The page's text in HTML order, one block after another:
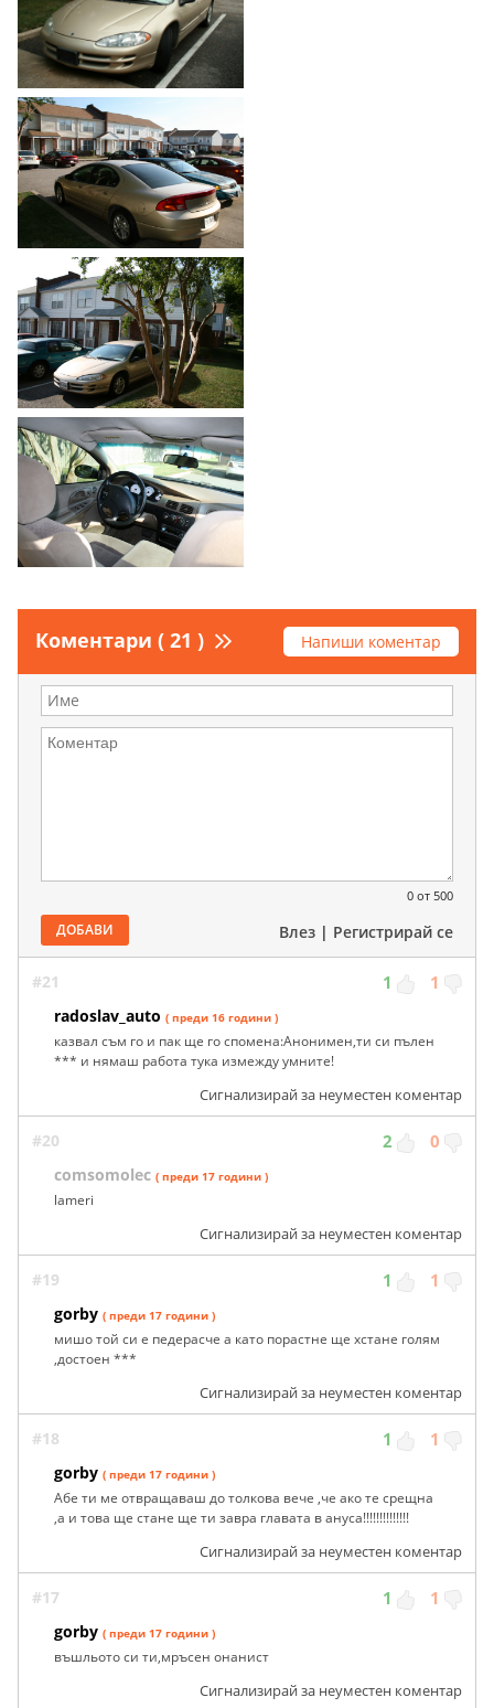
Коментари ( 21 ) Напиши коментар
0 от 500
ДОБАВИ Влез | Регистрирай се
#21 1 1
radoslav_auto ( преди 16 години )
казвал съм го и пак ще го спомена:Анонимен,ти си пълен
*** и нямаш работа тука измежду умните!
Сигнализирай за неуместен коментар
#20 2 0
comsomolec ( преди 17 години )
lameri
Сигнализирай за неуместен коментар
#19 1 1
gorby ( преди 17 години )
мишо той си е педерасче а като порастне ще хстане голям
,достоен ***
Сигнализирай за неуместен коментар
#18 1 1
gorby ( преди 17 години )
Абе ти ме отвращаваш до толкова вече ,че ако те срещна
,а и това ще стане ще ти завра главата в ануса!!!!!!!!!!!!!!
Сигнализирай за неуместен коментар
#17 1 1
gorby ( преди 17 години )
въшльото си ти,мръсен онанист
Сигнализирай за неуместен коментар